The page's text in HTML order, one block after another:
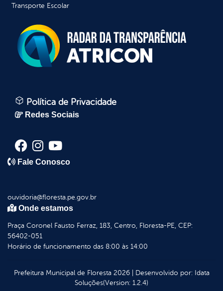
Transporte Escolar
Política de Privacidade
Redes Sociais
Fale Conosco
ouvidoria@floresta.pe.gov.br
Onde estamos
Praça Coronel Fausto Ferraz, 183, Centro, Floresta-PE, CEP:
56402-051
Horário de funcionamento das 8:00 às 14:00
Prefeitura Municipal de Floresta2026| Desenvolvido por: Idata
Soluções(Version: 1.2.4)